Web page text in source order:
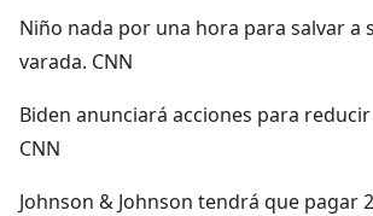
Niño nada por una hora para salvar a
varada. CNN
Biden anunciará acciones para
CNN
Johnson & Johnson tendrá que pagar